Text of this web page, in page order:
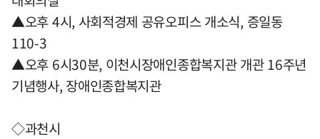
▲오후 4시, 사회적경제 공유오피스 개소식, 증일동
110-3
▲오후 6시30분, 이천시장애인종합복지관 개관 16주년
기념행사, 장애인종합복지관
◇과천시